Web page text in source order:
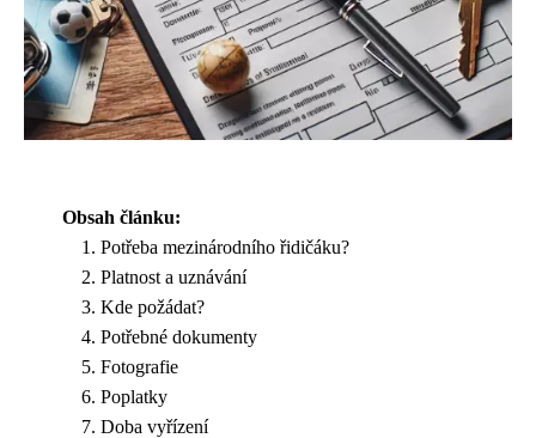
Obsah článku:
Potřeba mezinárodního řidičáku?
Platnost a uznávání
Kde požádat?
Potřebné dokumenty
Fotografie
Poplatky
Doba vyřízení